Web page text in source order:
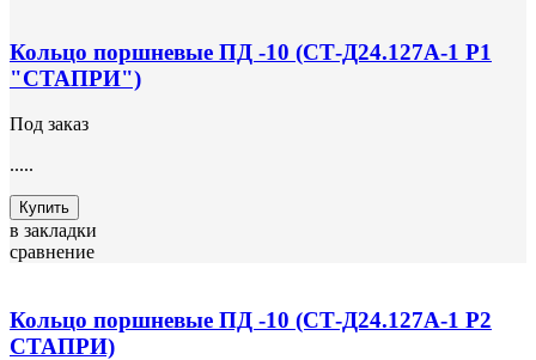
Кольцо поршневые ПД -10 (СТ-Д24.127А-1 Р1
"СТАПРИ")
Под заказ
.....
Купить
в закладки
сравнение
Кольцо поршневые ПД -10 (СТ-Д24.127А-1 Р2
СТАПРИ)